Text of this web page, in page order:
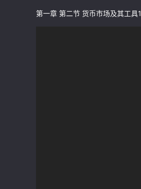
第一章 第二节 货币市场及其工具1